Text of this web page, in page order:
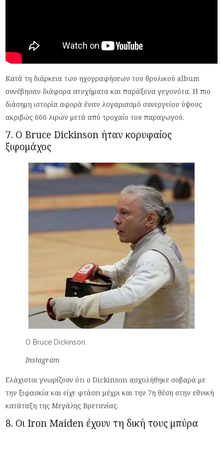
Κατά τη διάρκεια των ηχογραφήσεων του θρυλικού album
συνέβησαν διάφορα ατυχήματα και παράξενα γεγονότα. Η πιο
διάσημη ιστορία αφορά έναν λογαριασμό συνεργείου ύψους
ακριβώς 666 λιρών μετά από τροχαίο του παραγωγού.
7. Ο Bruce Dickinson ήταν κορυφαίος
ξιφομάχος
O Bruce Dickinson.
Instagram
Ελάχιστοι γνωρίζουν ότι ο Dickinson ασχολήθηκε σοβαρά με
την ξιφασκία και είχε φτάσει μέχρι και την 7η θέση στην εθνική
κατάταξη της Μεγάλης Βρετανίας.
8. Οι Iron Maiden έχουν τη δική τους μπύρα